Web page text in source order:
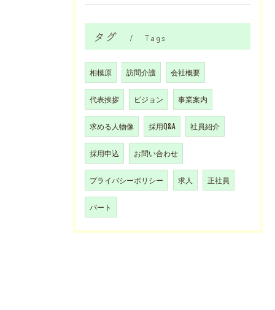
タグ Tags
相模原 訪問介護 会社概要
代表挨拶 ビジョン 事業案内
求める人物像 採用Q&A 社員紹介
採用申込 お問い合わせ
プライバシーポリシー 求人 正社員
パート